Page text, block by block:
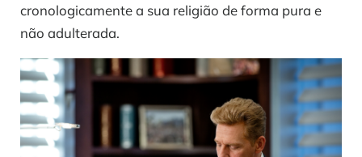
cronologicamente a sua religião de forma pura e
não adulterada.